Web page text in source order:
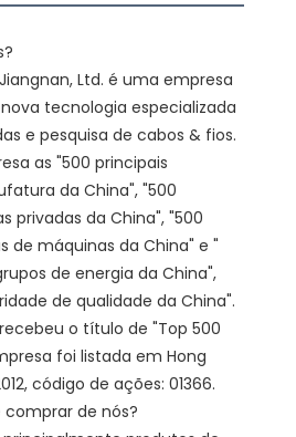
Ltd. é uma empresa
tecnologia especializada
e pesquisa de cabos & fios.
as "500 principais
da China", "500
privadas da China", "500
de máquinas da China" e "
de energia da China",
de qualidade da China".
o título de "Top 500
foi listada em Hong
código de ações: 01366.
de nós?